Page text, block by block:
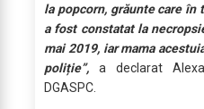
la popcorn, grăunte care
a fost constatat la
mai 2019, iar mama
poliție”, a declarat
DGASPC.